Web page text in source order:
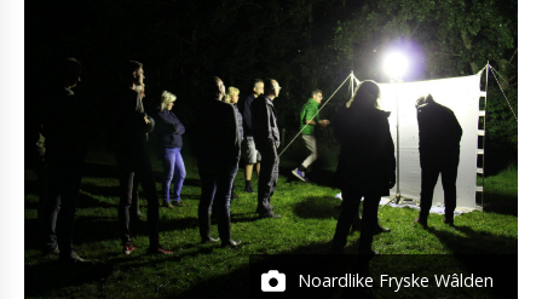
Noardlike Fryske Wâlden